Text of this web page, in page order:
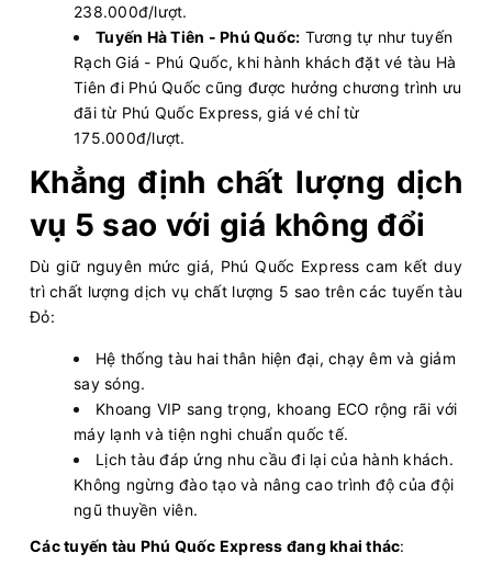
238.000đ/lượt.
Tuyến Hà Tiên - Phú Quốc: Tương tự như tuyến
Rạch Giá - Phú Quốc, khi hành khách đặt vé tàu Hà
Tiên đi Phú Quốc cũng được hưởng chương trình ưu
đãi từ Phú Quốc Express, giá vé chỉ từ
175.000đ/lượt.
Khẳng định chất lượng dịch
vụ 5 sao với giá không đổi
Dù giữ nguyên mức giá, Phú Quốc Express cam kết duy
trì chất lượng dịch vụ chất lượng 5 sao trên các tuyến tàu
Đỏ:
Hệ thống tàu hai thân hiện đại, chạy êm và giảm
say sóng.
Khoang VIP sang trọng, khoang ECO rộng rãi với
máy lạnh và tiện nghi chuẩn quốc tế.
Lịch tàu đáp ứng nhu cầu đi lại của hành khách.
Không ngừng đào tạo và nâng cao trình độ của đội
ngũ thuyền viên.
Các tuyến tàu Phú Quốc Express đang khai thác: